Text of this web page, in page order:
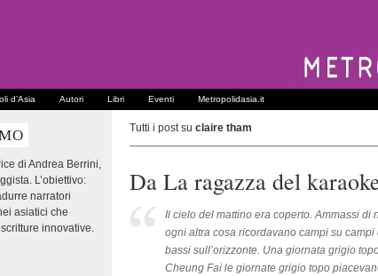
d’Asia Autori Libri Eventi Metropolidasia.it
di Andrea Berrini,
L’obiettivo:
narratori
asiatici che
innovative.
Tutti i post su claire tham
Da La ragazza del
Il cielo del mattino era coperto. Ammassi di
ogni altra cosa ricordavano campi su
bassi sull’orizzonte. Una giornata grigio
Cheung Fai le giornate grigio topo